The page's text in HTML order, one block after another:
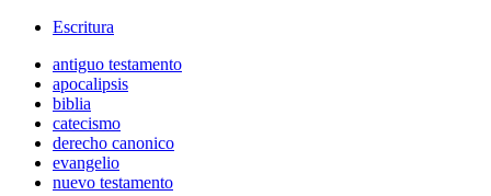
Escritura
antiguo testamento
apocalipsis
biblia
catecismo
derecho canonico
evangelio
nuevo testamento